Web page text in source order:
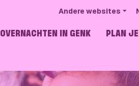
Andere websites
OVERNACHTEN IN GENK PLAN